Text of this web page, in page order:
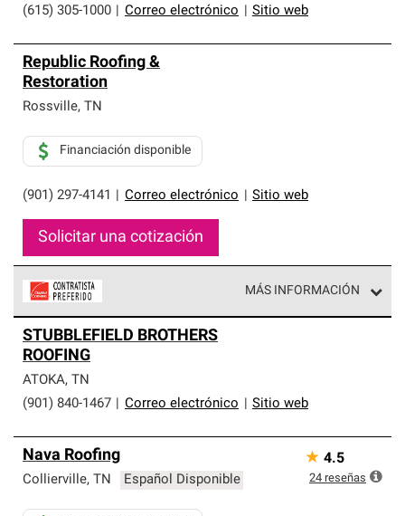
(615) 305-1000 Correo electrónico Sitio web
Republic Roofing &
Restoration
Rossville, TN
(901) 297-4141 Correo electrónico Sitio web
Financiación disponible
Solicitar una cotización
MÁS INFORMACIÓN
parte de una red exclusiva de profesionales de techos
que cumplen con altos estándares y requisitos estrictos
de profesionalismo y confiabilidad.
STUBBLEFIELD BROTHERS
ROOFING
ATOKA, TN
(901) 840-1467
Correo electrónico Sitio web
Nava Roofing
Collierville, TN Español Disponible
★ 4.5
24 reseñas